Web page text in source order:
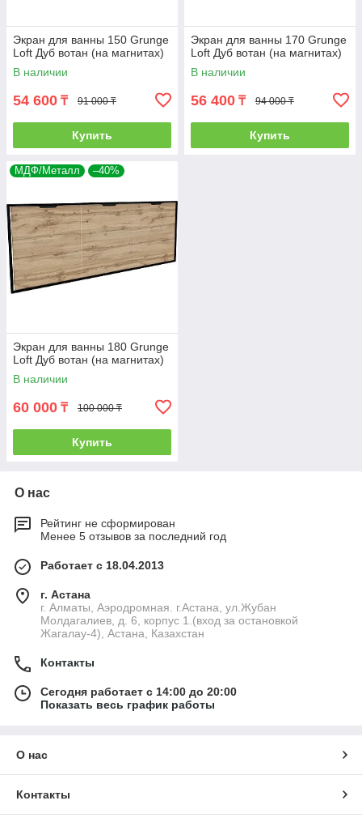
Экран для ванны 150 Grunge
Loft Дуб вотан (на магнитах)
В наличии
54 600 ₸ 91 000 ₸
Купить
Экран для ванны 170 Grunge
Loft Дуб вотан (на магнитах)
В наличии
56 400 ₸ 94 000 ₸
Купить
МДФ/Металл –40%
Экран для ванны 180 Grunge
Loft Дуб вотан (на магнитах)
В наличии
60 000 ₸ 100 000 ₸
Купить
О нас
Рейтинг не сформирован
Менее 5 отзывов за последний год
Работает с 18.04.2013
г. Астана
г. Алматы, Аэродромная. г.Астана, ул.Жубан
Молдагалиев, д. 6, корпус 1.(вход за остановкой
Жагалау-4), Астана, Казахстан
Контакты
Сегодня работает с 14:00 до 20:00
Показать весь график работы
О нас
Контакты